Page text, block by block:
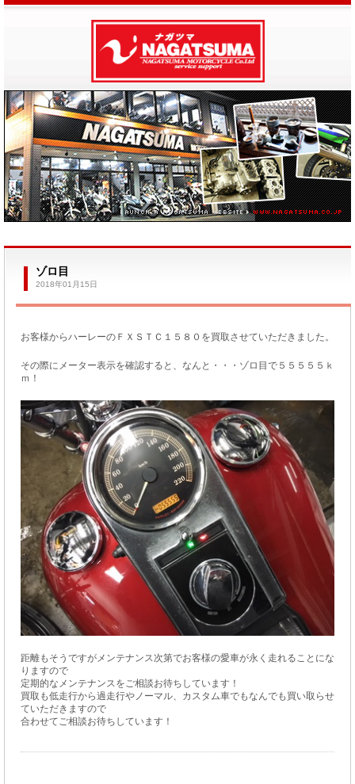
ゾロ目
2018年01月15日
お客様からハーレーのＦＸＳＴＣ１５８０を買取させていただきました。
その際にメーター表示を確認すると、なんと・・・ゾロ目で５５５５５ｋ
ｍ！
距離もそうですがメンテナンス次第でお客様の愛車が永く走れることにな
りますので
定期的なメンテナンスをご相談お待ちしています！
買取も低走行から過走行やノーマル、カスタム車でもなんでも買い取らせ
ていただきますので
合わせてご相談お待ちしています！